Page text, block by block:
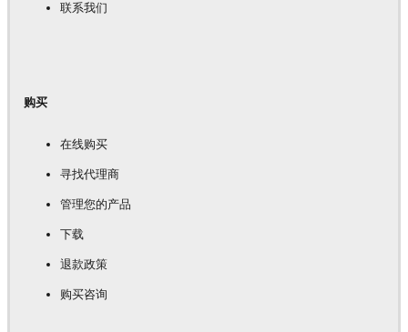
联系我们
购买
在线购买
寻找代理商
管理您的产品
下载
退款政策
购买咨询